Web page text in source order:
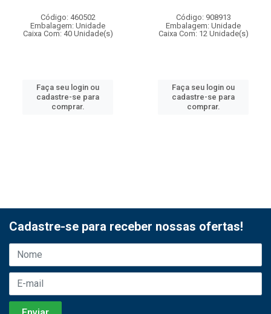
Código: 460502
Embalagem: Unidade
Caixa Com: 40 Unidade(s)
Faça seu login ou
cadastre-se para
comprar.
Código: 908913
Embalagem: Unidade
Caixa Com: 12 Unidade(s)
Faça seu login ou
cadastre-se para
comprar.
Cadastre-se para receber nossas ofertas!